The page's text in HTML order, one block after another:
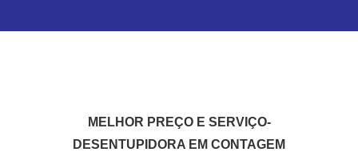
MELHOR PREÇO E SERVIÇO-
DESENTUPIDORA EM CONTAGEM